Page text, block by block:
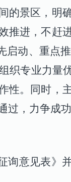
的景区，明
推进，不赶
启动、重点
织专业力量
性。同时，
过，力争成
询意见表》